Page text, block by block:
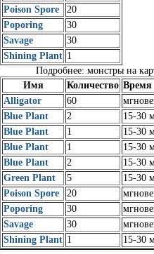
Poison Spore
20
Poporing
30
Savage
30
Shining Plant 1
Подробнее: монстры на
Имя
Количество Время
Alligator
60
Blue Plant
2
15-30
Blue Plant
1
15-30
Blue Plant
1
15-30
Blue Plant
2
15-30
Green Plant
5
15-30
Poison Spore
20
Poporing
30
Savage
30
Shining Plant 1 15-30